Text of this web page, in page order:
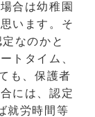
合は幼稚園
います。そ
なのかと
トタイム、
も、保護者
には、認定
就労時間等